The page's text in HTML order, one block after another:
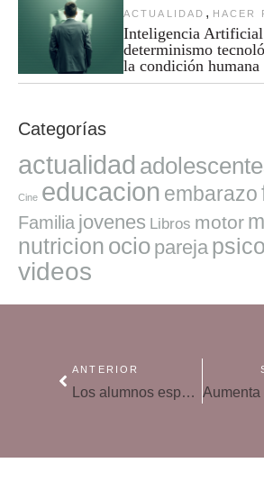
ACTUALIDAD , HACER
Inteligencia
determinismo
la condición humana
Categorías
actualidad
Cine educacion embarazo
Familia jovenes Libros motor
nutricion ocio pareja
videos
ANTERIOR
Los alumnos españoles reducen la brecha en Matemáticas y ciencias con la OCDE